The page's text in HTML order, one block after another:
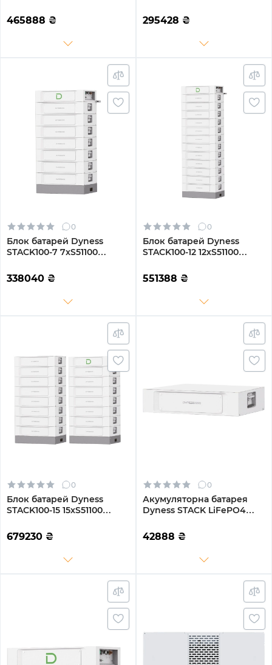
SBDU100 (STACK100-10-
51.2kW)
465888 ₴
LiFePO4 SBDU100
(STACK100-6-30.72kW)
295428 ₴
0
Блок батарей Dyness
STACK100-7 7xS51100
LiFePO4 SBDU100
(STACK100-7-35.84kW)
338040 ₴
0
Блок батарей Dyness
STACK100-12 12xS51100
100AhLiFePO4 SBDU100
(STACK100-12-61.44kW)
551388 ₴
0
Блок батарей Dyness
STACK100-15 15xS51100
100AhLiFePO4 SBDU100
(STACK100-15-76.8kW)
679230 ₴
0
Акумуляторна батарея
Dyness STACK LiFePO4
5.12kWh з обігрівом без
BMS (S51100-H)
42888 ₴